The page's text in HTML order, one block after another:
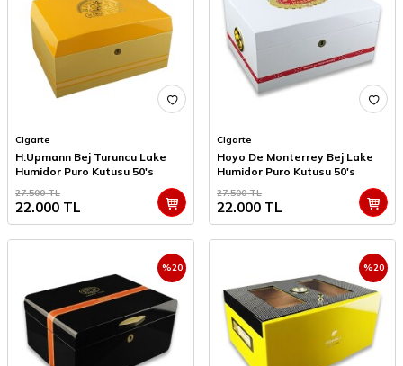
Cigarte
H.Upmann Bej Turuncu Lake
Humidor Puro Kutusu 50's
27.500TL
22.000 TL
Cigarte
Hoyo De Monterrey Bej Lake
Humidor Puro Kutusu 50's
27.500TL
22.000 TL
%20 %20